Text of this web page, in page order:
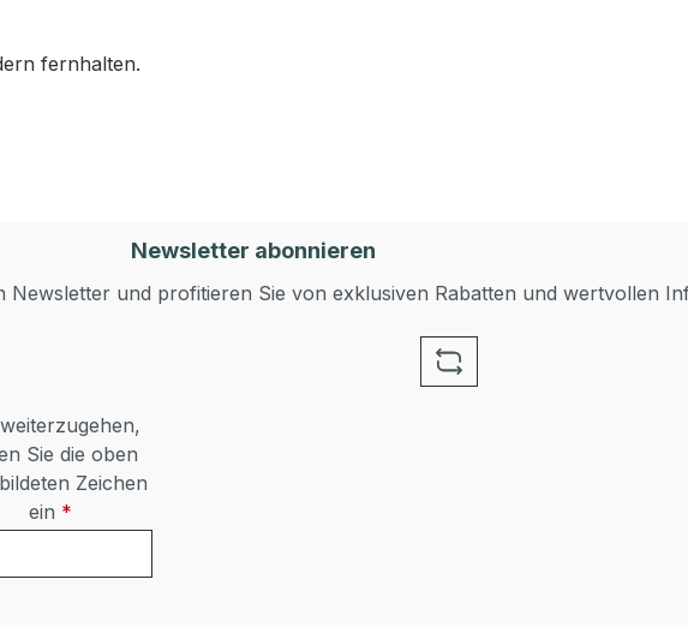
fernhalten.
Newsletter abonnieren
Newsletter und profitieren Sie von exklusiven Rabatten und wertvollen
Sie die oben
Zeichen
ein *